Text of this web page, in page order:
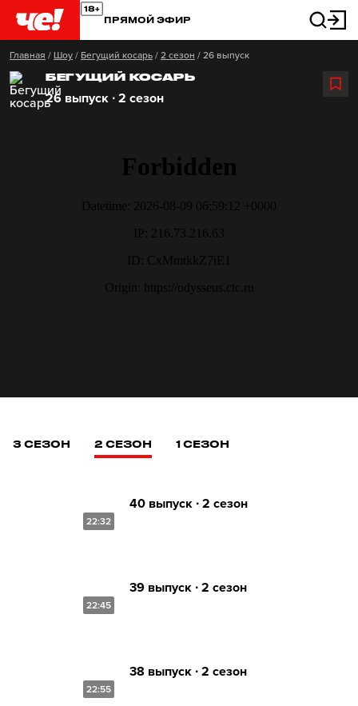
ПРЯМОЙ ЭФИР
Главная / Шоу / Бегущий косарь / 2 сезон / 26 выпуск
БЕГУЩИЙ КОСАРЬ
26 выпуск ∙ 2 сезон
3 СЕЗОН 2 СЕЗОН 1 СЕЗОН
22:32
40 выпуск ∙ 2 сезон
22:45
39 выпуск ∙ 2 сезон
22:55
38 выпуск ∙ 2 сезон